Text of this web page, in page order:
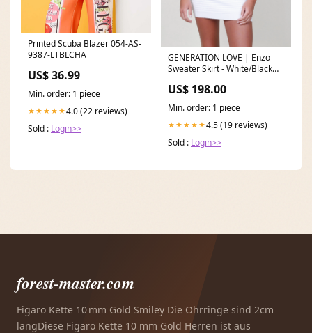
Printed Scuba Blazer 054-AS-
9387-LTBLCHA
US$ 36.99
Min. order: 1 piece
★★★★★4.0 (22 reviews)
Sold : Login>>
GENERATION LOVE | Enzo
Sweater Skirt - White/Black
US$ 198.00
Min. order: 1 piece
★★★★★4.5 (19 reviews)
Sold : Login>>
forest-master.com
Figaro Kette 10 mm Gold Smiley Die Ohrringe sind 2cm
langDiese Figaro Kette 10 mm Gold Herren ist aus